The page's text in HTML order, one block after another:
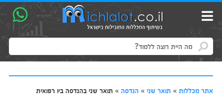
אתר מכללות» תואר שני» הנדסה» תואר שני בהנדסה ביו רפואית